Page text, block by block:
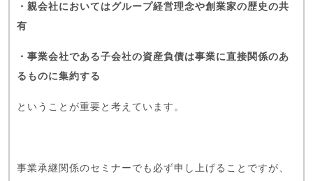
・親会社においてはグループ経営理念や創業家の歴史の共
有
・事業会社である子会社の資産負債は事業に直接関係のあ
るものに集約する
ということが重要と考えています。
事業承継関係のセミナーでも必ず申し上げることですが、